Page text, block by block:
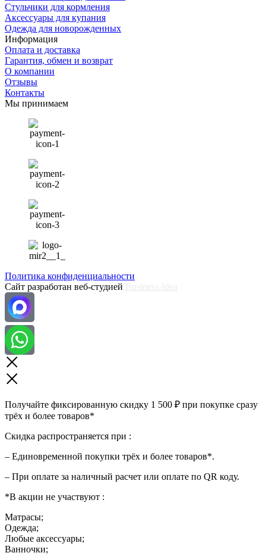
Стульчики для кормления
Аксессуары для купания
Одежда для новорожденных
Информация
Оплата и доставка
Гарантия, обмен и возврат
О компании
Отзывы
Контакты
Мы принимаем
Политика конфиденциальности
Сайт разработан веб-студией
Получайте фиксированную скидку 1 500 ₽ при покупке сразу
трёх и более товаров*
Скидка распространяется при :
– Единовременной покупки трёх и более товаров*.
– При оплате за наличный расчет или оплате по QR коду.
*В акции не участвуют :
Матрасы;
Одежда;
Любые аксессуары;
Ванночки;